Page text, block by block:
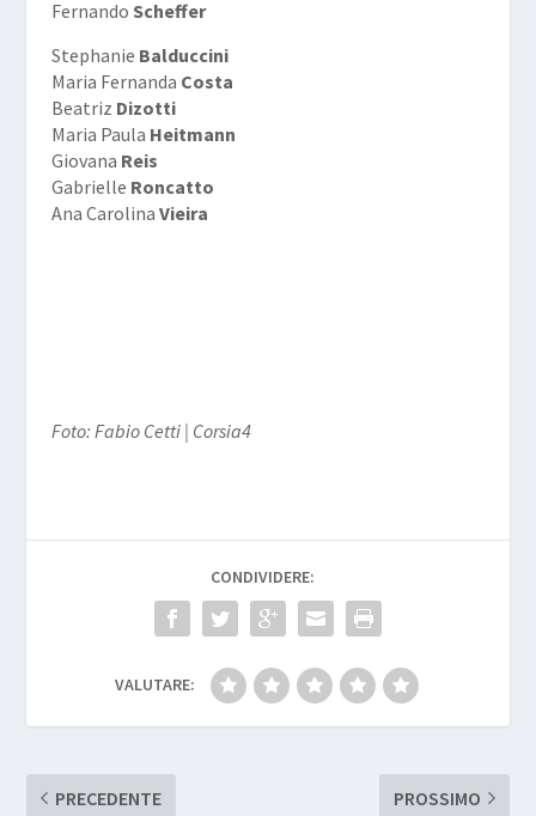
Fernando Scheffer
Stephanie Balduccini
Maria Fernanda Costa
Beatriz Dizotti
Maria Paula Heitmann
Giovana Reis
Gabrielle Roncatto
Ana Carolina Vieira
Foto: Fabio Cetti | Corsia4
CONDIVIDERE:
VALUTARE:
PRECEDENTE PROSSIMO